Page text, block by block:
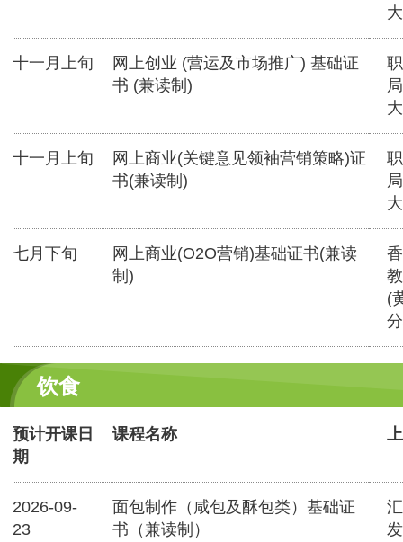
十一月上旬
网上创业 (营运及市场推广) 基础证
书 (兼读制)
十一月上旬
网上商业(关键意见领袖营销策略)证
书(兼读制)
七月下旬
网上商业(O2O营销)基础证书(兼读
制)
(
饮食
预计开课日
期
课程名称
2026-09-
23
面包制作（咸包及酥包类）基础证
书（兼读制）